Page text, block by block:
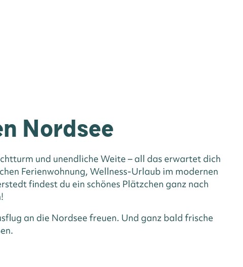
Nordsee
und unendliche Weite – all das erwartet dich
Ferienwohnung, Wellness-Urlaub im modernen
findest du ein schönes Plätzchen ganz nach
an die Nordsee freuen. Und ganz bald frische